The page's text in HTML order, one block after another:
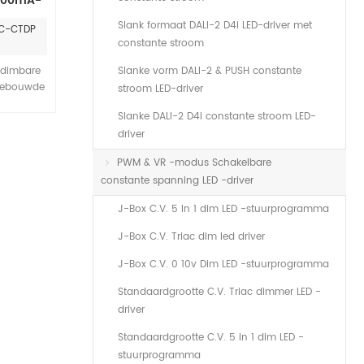
Slank formaat DALI-2 D4i LED-driver met
constante stroom
Slanke vorm DALI-2 & PUSH constante
stroom LED-driver
Slanke DALI-2 D4i constante stroom LED-
driver
PWM & VR -modus Schakelbare
constante spanning LED -driver
J-Box C.V. 5 In 1 dim LED -stuurprogramma
J-Box C.V. Triac dim led driver
J-Box C.V. 0 10v Dim LED -stuurprogramma
Standaardgrootte C.V. Triac dimmer LED -
driver
Standaardgrootte C.V. 5 In 1 dim LED -
stuurprogramma
CTDP